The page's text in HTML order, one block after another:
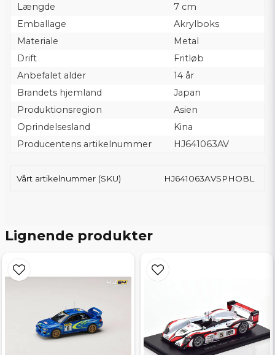
Længde
7 cm
Emballage
Akrylboks
Materiale
Metal
Drift
Fritløb
Anbefalet alder
14 år
Brandets hjemland
Japan
Produktionsregion
Asien
Oprindelsesland
Kina
Producentens artikelnummer
HJ641063AV
Vårt artikelnummer (SKU) HJ641063AVSPHOBL
Lignende produkter